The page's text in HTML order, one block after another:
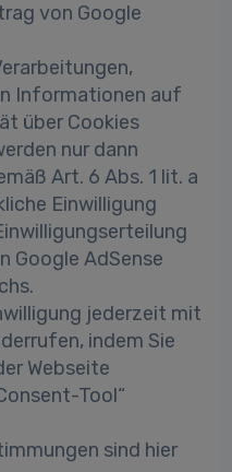
von Google
Informationen auf
über Cookies
nur dann
Art. 6 Abs. 1 lit. a
Einwilligung
Google AdSense
jederzeit mit
indem Sie
Webseite
Tool“
sind hier